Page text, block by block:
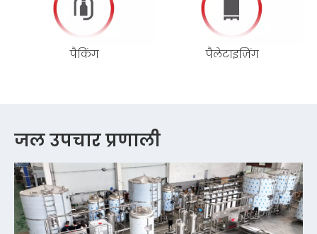
पैकिंग पैलेटाइज़िंग
जल उपचार प्रणाली